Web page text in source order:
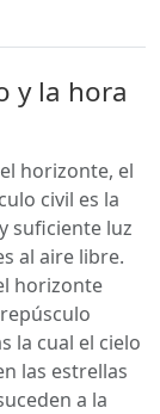
y la hora
horizonte, el
civil es la
suficiente luz
al aire libre.
horizonte
la cual el cielo
las estrellas
a la